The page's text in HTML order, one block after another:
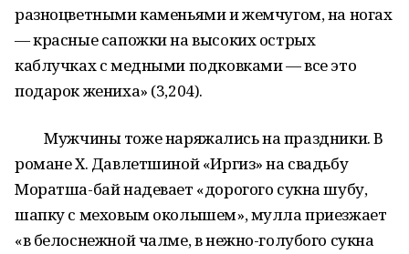
разноцветными каменьями и жемчугом, на ногах
— красные сапожки на высоких острых
каблучках с медными подковками — все это
подарок жениха» (3,204).
Мужчины тоже наряжались на праздники. В
романе Х. Давлетшиной «Иргиз» на свадьбу
Моратша-бай надевает «дорогого сукна шубу,
шапку с меховым околышем», мулла приезжает
«в белоснежной чалме, в нежно-голубого сукна